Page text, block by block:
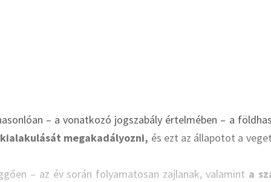
– a vonatkozó jogszabály értelmében – a
megakadályozni, és ezt az állapotot a
– az év során folyamatosan zajlanak, valamint a